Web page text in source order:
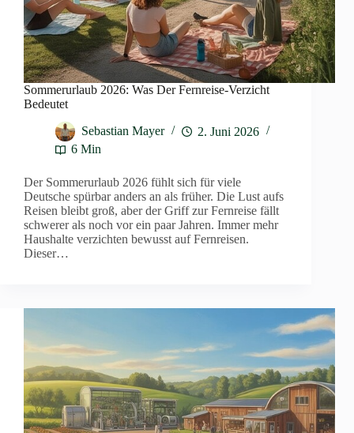
Sommerurlaub 2026: Was Der Fernreise-Verzicht
Bedeutet
Sebastian Mayer
2. Juni 2026
6 Min
Der Sommerurlaub 2026 fühlt sich für viele
Deutsche spürbar anders an als früher. Die Lust aufs
Reisen bleibt groß, aber der Griff zur Fernreise fällt
schwerer als noch vor ein paar Jahren. Immer mehr
Haushalte verzichten bewusst auf Fernreisen.
Dieser…